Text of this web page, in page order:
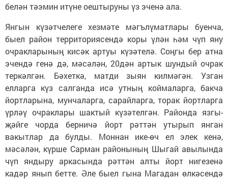
белән тәэмин итүне оештыруны үз эченә ала.
Янгын күзәтчелеге хезмәте мәгълүматлары буенча,
быел район территориясендә коры үлән һәм чүп яну
очракларының кисәк артуы күзәтелә. Соңгы бер атна
эчендә генә дә, мәсәлән, 20дән артык шундый очрак
теркәлгән. Бәхеткә, матди зыян килмәгән. Узган
елларга күз салганда исә утның коймаларга, бакча
йортларына, мунчаларга, сарайларга, торак йортларга
үрләү очраклары шактый күзәтелгән. Районда язгы-
җәйге чорда берничә йорт рәттән утырып янган
вакытлар да булды. Моннан ике-өч ел элек кенә,
мәсәлән, күрше Сарман районының Шыгай авылында
чүп яндыру аркасында рәттән алты йорт нигезенә
кадәр янып бетте. Әле быел гына Магадан өлкәсендә